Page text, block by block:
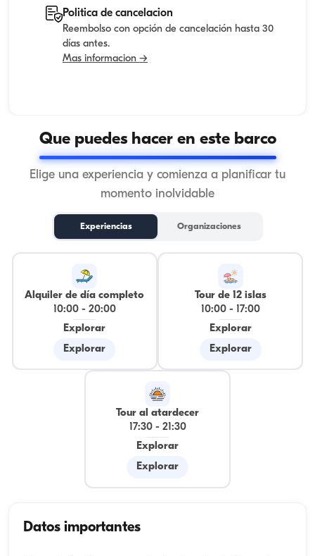
Politica de cancelacion
Reembolso con opción de cancelación hasta 30
días antes.
Mas informacion →
Que puedes hacer en este barco
Elige una experiencia y comienza a planificar tu
momento inolvidable
Experiencias Organizaciones
Alquiler de día completo
10:00- 20:00
Explorar
Explorar
Tour de 12 islas
10:00-
17:00
Explorar
Explorar
Tour al atardecer
17:30- 21:30
Explorar
Explorar
Datos importantes